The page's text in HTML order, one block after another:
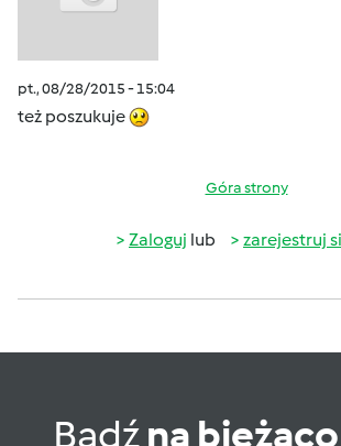
pt., 08/28/2015 - 15:04
też poszukuje
Góra strony
Zaloguj lub zarejestruj
Bądźna bieżąco